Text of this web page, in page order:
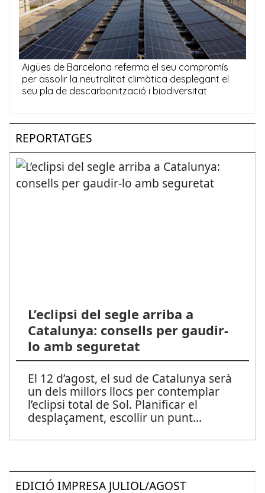
REPORTATGES
L’eclipsi del segle arriba a
Catalunya: consells per gaudir-
lo amb seguretat
El 12 d’agost, el sud de Catalunya serà
un dels millors llocs per contemplar
l’eclipsi total de Sol. Planificar el
desplaçament, escollir un punt...
EDICIÓ IMPRESA JULIOL/AGOST